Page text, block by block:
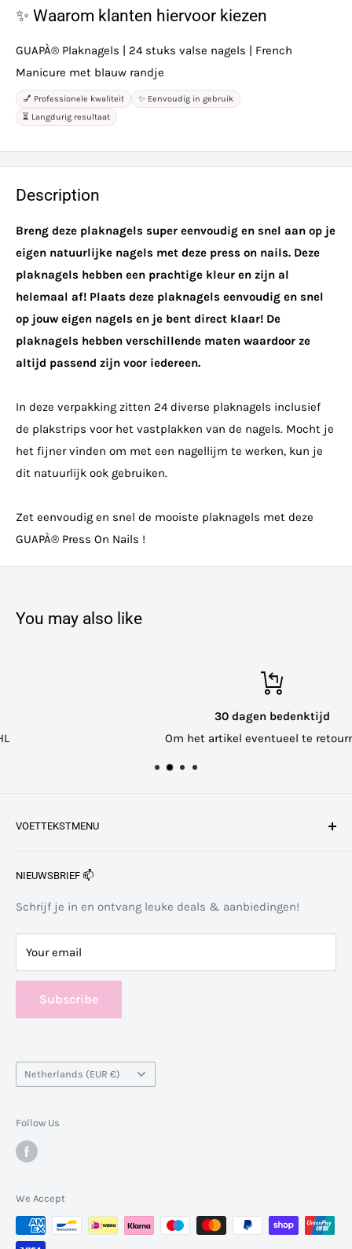
✨ Waarom klanten hiervoor kiezen
GUAPÀ® Plaknagels | 24 stuks valse nagels | French
Manicure met blauw randje
💅 Professionele kwaliteit
✨ Eenvoudig in gebruik
⏳ Langdurig resultaat
Description
Breng deze plaknagels super eenvoudig en snel aan op je
eigen natuurlijke nagels met deze press on nails. Deze
plaknagels hebben een prachtige kleur en zijn al
helemaal af! Plaats deze plaknagels eenvoudig en snel
op jouw eigen nagels en je bent direct klaar! De
plaknagels hebben verschillende maten waardoor ze
altijd passend zijn voor iedereen.
In deze verpakking zitten 24 diverse plaknagels inclusief
de plakstrips voor het vastplakken van de nagels. Mocht je
het fijner vinden om met een nagellijm te werken, kun je
dit natuurlijk ook gebruiken.
Zet eenvoudig en snel de mooiste plaknagels met deze
GUAPÀ® Press On Nails !
You may also like
30 dagen bedenktijd
Om het artikel eventueel te retourneren
VOETTEKSTMENU
Retourneren
Blog
Over ons
Contact
NIEUWSBRIEF 📫
Schrijf je in en ontvang leuke deals & aanbiedingen!
Your email
Subscribe
Country/region
Netherlands (EUR €)
Follow Us
We Accept